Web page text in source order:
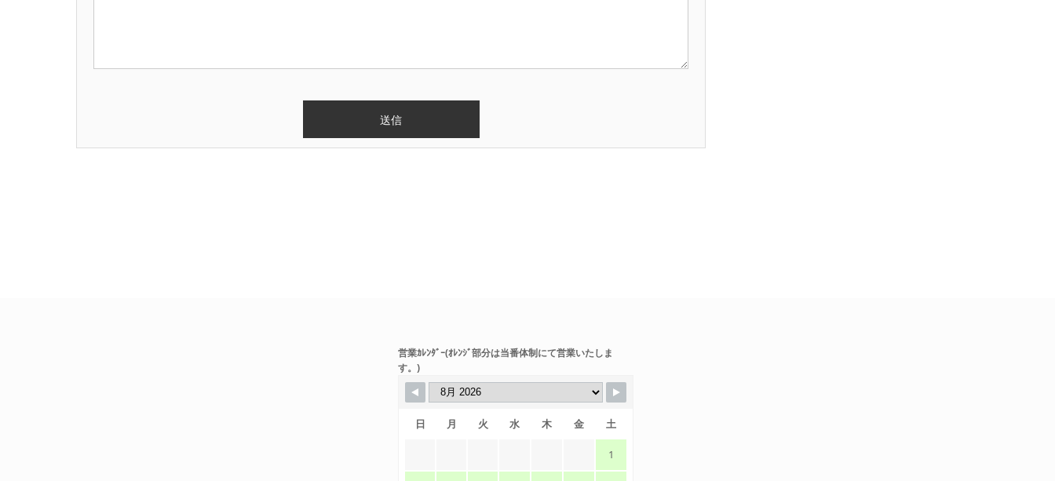
営業ｶﾚﾝﾀﾞｰ(ｵﾚﾝｼﾞ部分は当番体制にて営業いたしま
す。)
日 月 火 水 木 金 土
1